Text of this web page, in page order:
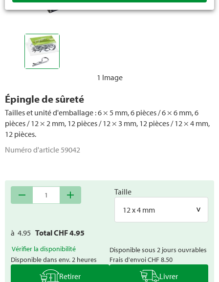
1 Image
Épingle de sûreté
Tailles et unité d'emballage : 6 × 5 mm, 6 pièces / 6 × 6 mm, 6
pièces / 12 × 2 mm, 12 pièces / 12 × 3 mm, 12 pièces / 12 × 4 mm,
12 pièces.
Numéro d'article 59042
remove add
Taille
12 x 4 mm
à 4.95 Total CHF4.95
Vérifier la disponibilité
Disponible dans env. 2 heures
Disponible sous 2 jours ouvrables
Frais d'envoiCHF 8.50
Retirer Livrer